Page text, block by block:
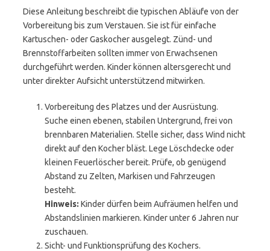
Diese Anleitung beschreibt die typischen Abläufe von der
Vorbereitung bis zum Verstauen. Sie ist für einfache
Kartuschen- oder Gaskocher ausgelegt. Zünd- und
Brennstoffarbeiten sollten immer von Erwachsenen
durchgeführt werden. Kinder können altersgerecht und
unter direkter Aufsicht unterstützend mitwirken.
Vorbereitung des Platzes und der Ausrüstung.
Suche einen ebenen, stabilen Untergrund, frei von
brennbaren Materialien. Stelle sicher, dass Wind nicht
direkt auf den Kocher bläst. Lege Löschdecke oder
kleinen Feuerlöscher bereit. Prüfe, ob genügend
Abstand zu Zelten, Markisen und Fahrzeugen
besteht.
Hinweis: Kinder dürfen beim Aufräumen helfen und
Abstandslinien markieren. Kinder unter 6 Jahren nur
zuschauen.
Sicht- und Funktionsprüfung des Kochers.